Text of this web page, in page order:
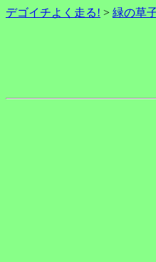
デゴイチよく走る! > 緑の草